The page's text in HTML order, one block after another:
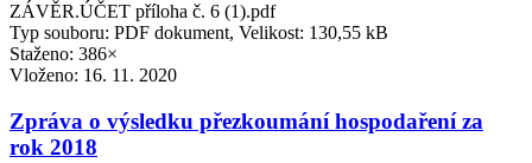
ZÁVĚR.ÚČET příloha č. 6 (1).pdf
Typ souboru: PDF dokument, Velikost: 130,55 kB
Staženo: 386×
Vloženo: 16. 11. 2020
Zpráva o výsledku přezkoumání hospodaření za
rok 2018